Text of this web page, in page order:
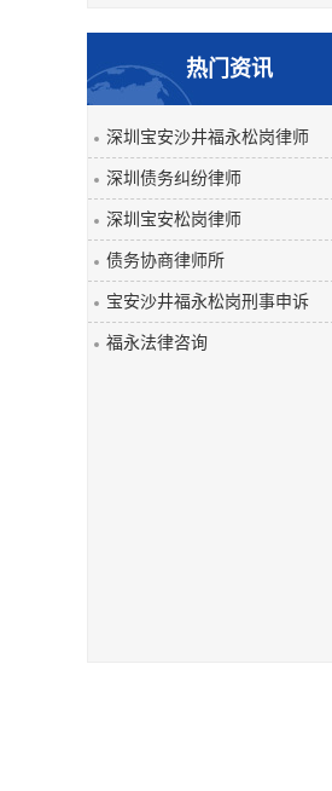
热门资讯
深圳宝安沙井福永松岗律师
深圳债务纠纷律师
深圳宝安松岗律师
债务协商律师所
宝安沙井福永松岗刑事申诉
福永法律咨询